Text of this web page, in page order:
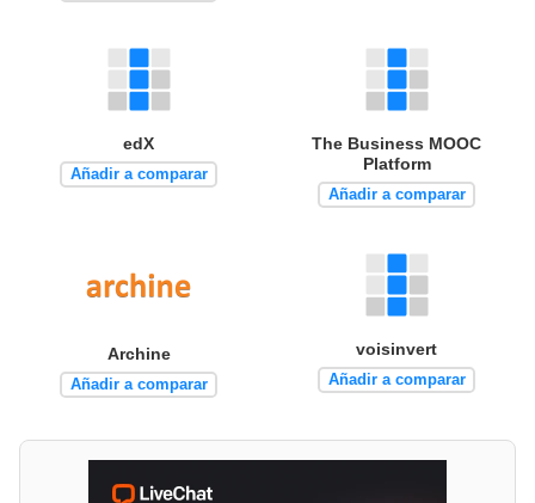
edX
Añadir a comparar
The Business MOOC
Platform
Añadir a comparar
Archine
Añadir a comparar
voisinvert
Añadir a comparar